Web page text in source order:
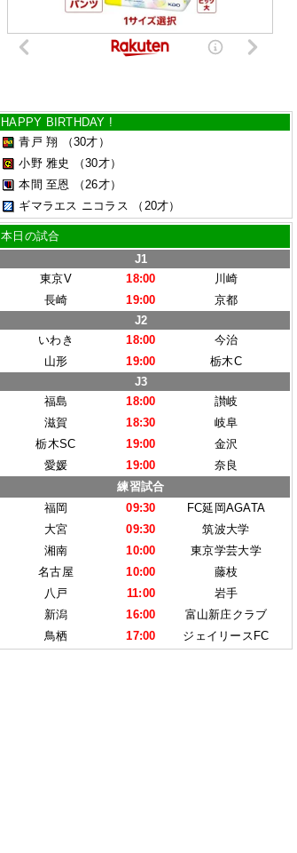
HAPPY BIRTHDAY !
青戸 翔
（30才）
小野 雅史
（30才）
本間 至恩
（26才）
ギマラエス ニコラス
（20才）
本日の試合
J1
東京V
18:00
川崎
長崎
19:00
京都
J2
いわき
18:00
今治
山形
19:00
栃木C
J3
福島
18:00
讃岐
滋賀
18:30
岐阜
栃木SC
19:00
金沢
愛媛
19:00
奈良
練習試合
福岡
09:30
FC延岡AGATA
大宮
09:30
筑波大学
湘南
10:00
東京学芸大学
名古屋
10:00
藤枝
八戸
11:00
岩手
新潟
16:00
富山新庄クラブ
鳥栖
17:00 ジェイリースFC